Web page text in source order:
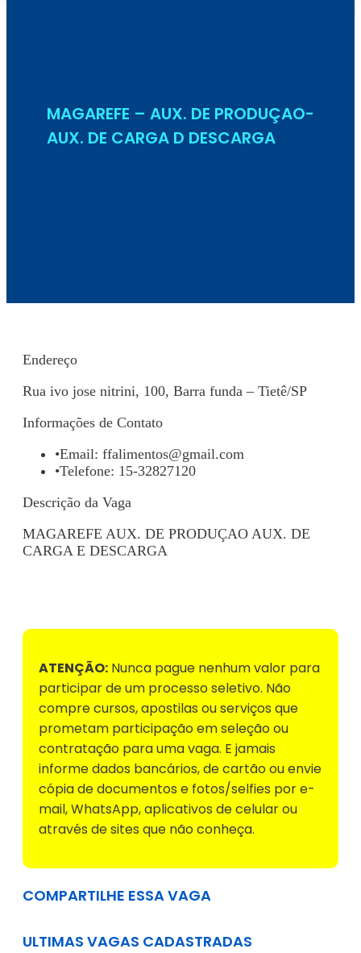
MAGAREFE – AUX. DE PRODUÇAO-
AUX. DE CARGA D DESCARGA
Endereço
Rua ivo jose nitrini, 100, Barra funda – Tietê/SP
Informações de Contato
•Email: ffalimentos@gmail.com
•Telefone: 15-32827120
Descrição da Vaga
MAGAREFE AUX. DE PRODUÇAO AUX. DE
CARGA E DESCARGA
ATENÇÃO: Nunca pague nenhum valor para
participar de um processo seletivo. Não
compre cursos, apostilas ou serviços que
prometam participação em seleção ou
contratação para uma vaga. E jamais
informe dados bancários, de cartão ou envie
cópia de documentos e fotos/selfies por e-
mail, WhatsApp, aplicativos de celular ou
através de sites que não conheça.
COMPARTILHE ESSA VAGA
ULTIMAS VAGAS CADASTRADAS